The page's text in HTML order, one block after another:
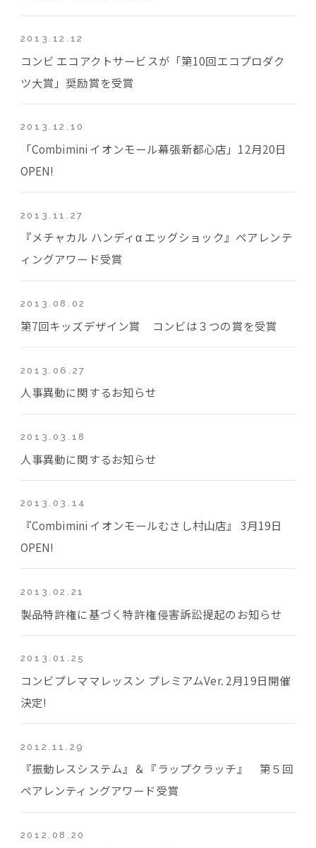
2013.12.12
コンビ エコアクトサービスが「第10回エコプロダク
ツ大賞」奨励賞を受賞
2013.12.10
「Combimini イオンモール幕張新都心店」12月20日
OPEN!
2013.11.27
『メチャカル ハンディα エッグショック』ペアレンテ
ィングアワード受賞
2013.08.02
第7回キッズデザイン賞 コンビは３つの賞を受賞
2013.06.27
人事異動に関するお知らせ
2013.03.18
人事異動に関するお知らせ
2013.03.14
『Combimini イオンモールむさし村山店』 3月19日
OPEN!
2013.02.21
製品特許権に基づく特許権侵害訴訟提起のお知らせ
2013.01.25
コンビプレママレッスン プレミアムVer. 2月19日開催
決定!
2012.11.29
『振動レスシステム』＆『ラップクラッチ』 第５回
ペアレンティングアワード受賞
2012.08.20